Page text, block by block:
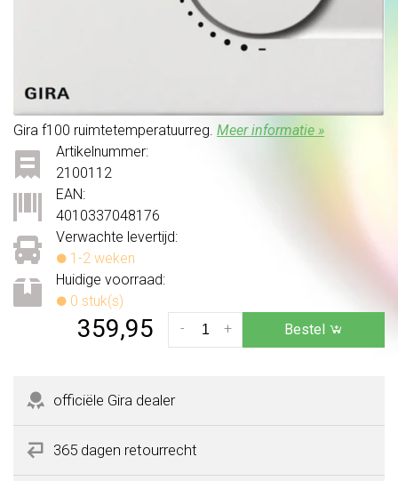
Gira f100 ruimtetemperatuurreg. Meer informatie »
Verwachte levertijd:
1-2 weken
Huidige voorraad:
0 stuk(s)
Artikelnummer:
2100112
EAN:
4010337048176
359,95 +
- Bestel
officiële Gira dealer
365 dagen retourrecht